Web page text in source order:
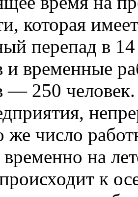
которая
перепад в 14
и временные
— 250 человек.
же число
на
к